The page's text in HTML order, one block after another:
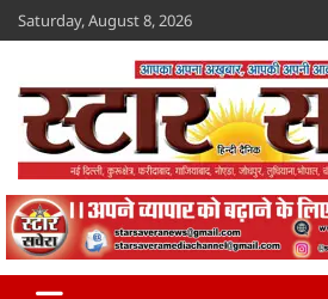
Skip
to
Saturday, August 8, 2026
Star Savera
www.starsavera.com